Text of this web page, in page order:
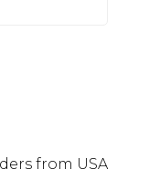
from USA